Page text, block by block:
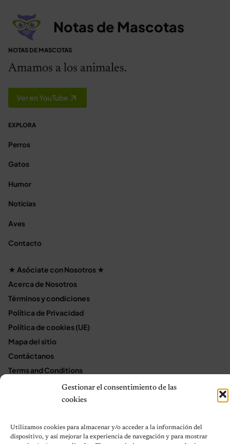
Gestionar el consentimiento de las
cookies
Utilizamos cookies para almacenar y/o acceder a la información del
dispositivo, y así mejorar la experiencia de navegación y para mostrar
Notas de Mascotas
NOTAS DE MASCOTAS
Amamos a los animales.
Ver en YouTube
EXPLORA
Perros
Gatos
Humor
Noticias
Aves
Contacto
★ Asóciate con Nosotros ★
Acerca de Nosotros
Términos y condiciones
Política de Privacidad
Política de cookies (UE)
Mapa del sitio
Contáctanos
Terms and Conditions